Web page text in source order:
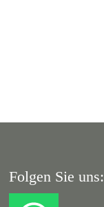
Folgen Sie uns: